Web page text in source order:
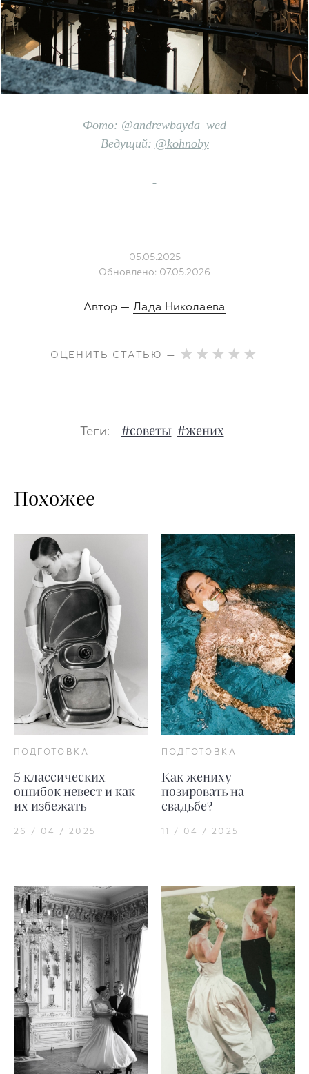
Фото: @andrewbayda_wed
Ведущий: @kohnoby
05.05.2025
Обновлено: 07.05.2026
Автор — Лада Николаева
ОЦЕНИТЬ СТАТЬЮ —
Теги: #советы #жених
Похожее
ПОДГОТОВКА
5 классических
ошибок невест и как
их избежать
26 / 04 / 2025
ПОДГОТОВКА
Как жениху
позировать на
свадьбе?
11 / 04 / 2025